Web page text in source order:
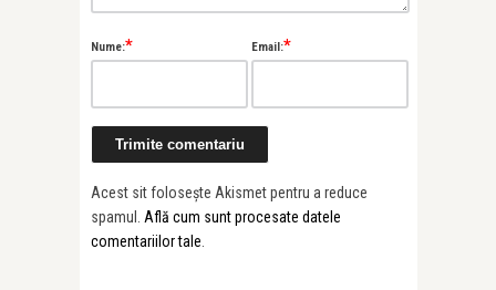
Nume:* Email:*
Acest sit folosește Akismet pentru a reduce
spamul. Află cum sunt procesate datele
comentariilor tale.